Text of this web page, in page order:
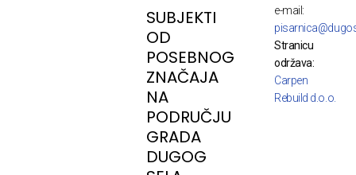
SUBJEKTI
OD
POSEBNOG
ZNAČAJA
NA
PODRUČJU
GRADA
DUGOG
e-mail:
Stranicu
održava:
Carpen
Rebuild d.o.o.